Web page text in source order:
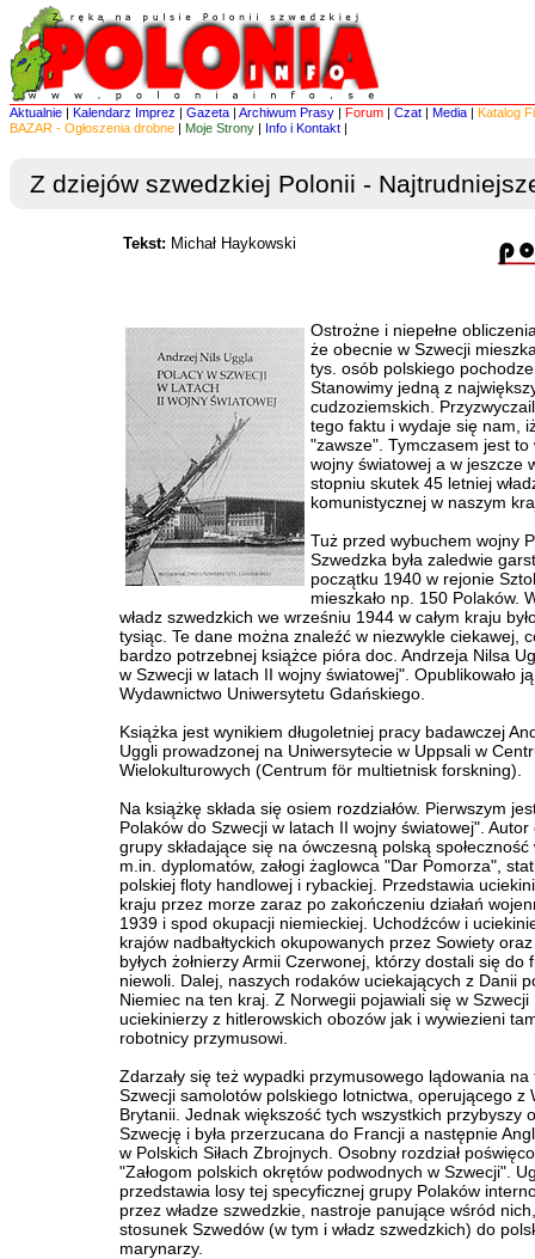
Aktualnie | Kalendarz Imprez | Gazeta | Archiwum Prasy | Forum | Czat | Media | Katalog
BAZAR - Ogłoszenia drobne | Moje Strony | Info i Kontakt |
Z dziejów szwedzkiej Polonii -
Tekst: Michał Haykowski
Ostrożne i niepełne
że obecnie w Szwecji
tys. osób polskiego
Stanowimy jedną z
cudzoziemskich.
tego faktu i wydaje się nam,
"zawsze". Tymczasem jest to
wojny światowej a w jeszcze
stopniu skutek 45 letniej
komunistycznej w naszym
Tuż przed wybuchem wojny
Szwedzka była zaledwie
początku 1940 w rejonie
mieszkało np. 150 Polaków.
władz szwedzkich we wrześniu 1944 w całym kraju
tysiąc. Te dane można znaleźć w niezwykle ciekawej,
bardzo potrzebnej książce pióra doc. Andrzeja Nilsa
w Szwecji w latach II wojny światowej". Opublikowało ją
Wydawnictwo Uniwersytetu Gdańskiego.
Książka jest wynikiem długoletniej pracy badawczej
Uggli prowadzonej na Uniwersytecie w Uppsali w
Wielokulturowych (Centrum för multietnisk forskning).
Na książkę składa się osiem rozdziałów. Pierwszym
Polaków do Szwecji w latach II wojny światowej". Autor
grupy składające się na ówczesną polską społeczność
m.in. dyplomatów, załogi żaglowca "Dar Pomorza",
polskiej floty handlowej i rybackiej. Przedstawia
kraju przez morze zaraz po zakończeniu działań
1939 i spod okupacji niemieckiej. Uchodźców i
krajów nadbałtyckich okupowanych przez Sowiety
byłych żołnierzy Armii Czerwonej, którzy dostali się do
niewoli. Dalej, naszych rodaków uciekających z Danii
Niemiec na ten kraj. Z Norwegii pojawiali się w Szwecji
uciekinierzy z hitlerowskich obozów jak i wywiezieni
robotnicy przymusowi.
Zdarzały się też wypadki przymusowego lądowania
Szwecji samolotów polskiego lotnictwa, operującego z
Brytanii. Jednak większość tych wszystkich przybyszy
Szwecję i była przerzucana do Francji a następnie
w Polskich Siłach Zbrojnych. Osobny rozdział
"Załogom polskich okrętów podwodnych w Szwecji".
przedstawia losy tej specyficznej grupy Polaków
przez władze szwedzkie, nastroje panujące wśród
stosunek Szwedów (w tym i władz szwedzkich) do
marynarzy.